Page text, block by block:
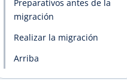
Preparativos antes de la
migración
Realizar la migración
Arriba